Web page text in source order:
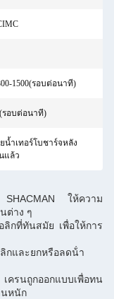
1500(รอบต่อนาที)
รอบต่อนาที)
น้ำเทอร์โบชาร์จหลัง
แล้ว
ให้ความ
ต่าง ๆ
ลิกที่ทันสมัย เพื่อให้การ
กและยกหรือลดน้ํา
ครนถูกออกแบบเพื่อทน
นหนัก